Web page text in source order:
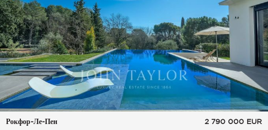
Рокфор-Ле-Пен
2 790 000 EUR